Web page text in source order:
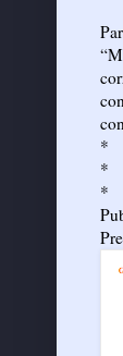
*
*
*